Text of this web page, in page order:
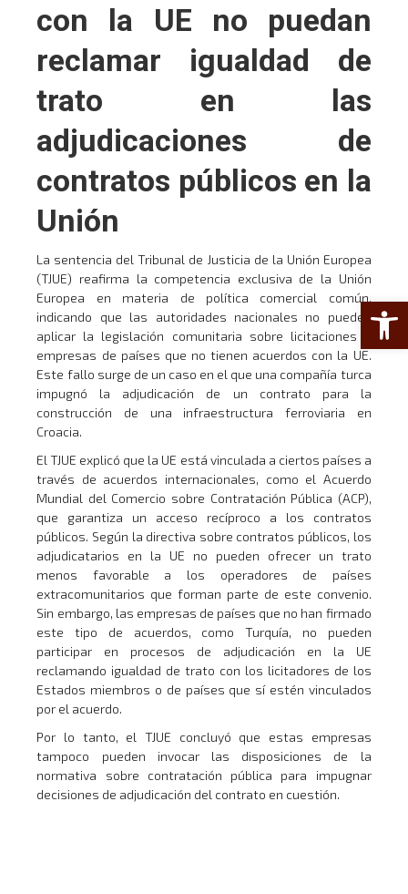
Abrir
con la UE no puedan
reclamar igualdad de
trato en las
adjudicaciones de
contratos públicos en la
Unión
La sentencia del Tribunal de Justicia de la Unión Europea
(TJUE) reafirma la competencia exclusiva de la Unión
Europea en materia de política comercial común,
indicando que las autoridades nacionales no pueden
aplicar la legislación comunitaria sobre licitaciones a
empresas de países que no tienen acuerdos con la UE.
Este fallo surge de un caso en el que una compañía turca
impugnó la adjudicación de un contrato para la
construcción de una infraestructura ferroviaria en
Croacia.
El TJUE explicó que la UE está vinculada a ciertos países a
través de acuerdos internacionales, como el Acuerdo
Mundial del Comercio sobre Contratación Pública (ACP),
que garantiza un acceso recíproco a los contratos
públicos. Según la directiva sobre contratos públicos, los
adjudicatarios en la UE no pueden ofrecer un trato
menos favorable a los operadores de países
extracomunitarios que forman parte de este convenio.
Sin embargo, las empresas de países que no han firmado
este tipo de acuerdos, como Turquía, no pueden
participar en procesos de adjudicación en la UE
reclamando igualdad de trato con los licitadores de los
Estados miembros o de países que sí estén vinculados
por el acuerdo.
Por lo tanto, el TJUE concluyó que estas empresas
tampoco pueden invocar las disposiciones de la
normativa sobre contratación pública para impugnar
decisiones de adjudicación del contrato en cuestión.